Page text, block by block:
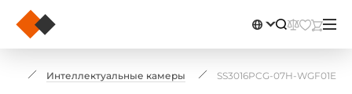
Интеллектуальные камеры SS3016PCG-07H-WGF01E